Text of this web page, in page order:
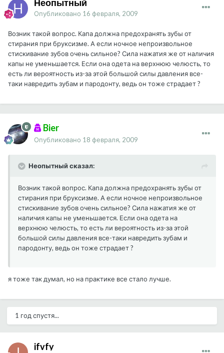
Неопытный
Опубликовано 16 февраля, 2009
Возник такой вопрос. Капа должна предохранять зубы от
стирания при бруксизме. А если ночное непроизвольное
стискивание зубов очень сильное? Сила нажатия же от наличия
капы не уменьшается. Если она одета на верхнюю челюсть, то
есть ли вероятность из-за этой большой силы давления все-
таки навредить зубам и пародонту, ведь он тоже страдает ?
Bier
Опубликовано 18 февраля, 2009
Неопытный сказал:
Возник такой вопрос. Капа должна предохранять зубы от
стирания при бруксизме. А если ночное непроизвольное
стискивание зубов очень сильное? Сила нажатия же от
наличия капы не уменьшается. Если она одета на
верхнюю челюсть, то есть ли вероятность из-за этой
большой силы давления все-таки навредить зубам и
пародонту, ведь он тоже страдает ?
я тоже так думал, но на практике все стало лучше.
1 год спустя...
ifvfy